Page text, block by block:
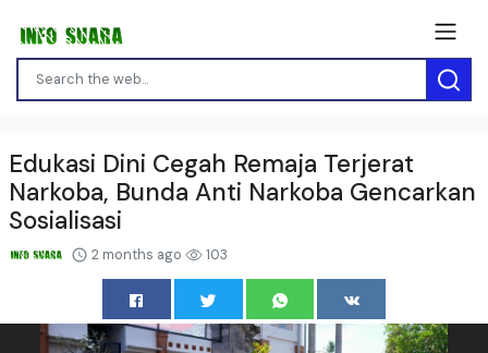
Edukasi Dini Cegah Remaja Terjerat
Narkoba, Bunda Anti Narkoba Gencarkan
Sosialisasi
2 months ago 103